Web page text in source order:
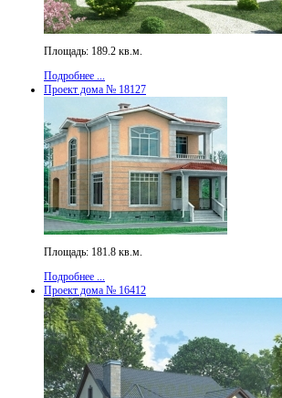
Площадь: 189.2 кв.м.
Подробнее ...
Проект дома № 18127
Площадь: 181.8 кв.м.
Подробнее ...
Проект дома № 16412